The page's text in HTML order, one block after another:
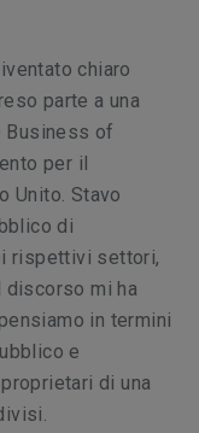
chiaro
parte a una
Business of
per il
Unito. Stavo
di
rispettivi settori,
mi ha
in termini
e
di una